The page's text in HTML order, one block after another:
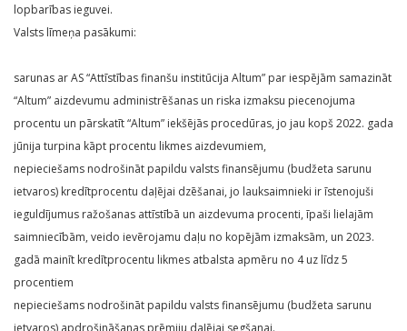
lopbarības ieguvei.
Valsts līmeņa pasākumi:
sarunas ar AS “Attīstības finanšu institūcija Altum” par iespējām samazināt
“Altum” aizdevumu administrēšanas un riska izmaksu piecenojuma
procentu un pārskatīt “Altum” iekšējās procedūras, jo jau kopš 2022. gada
jūnija turpina kāpt procentu likmes aizdevumiem,
nepieciešams nodrošināt papildu valsts finansējumu (budžeta sarunu
ietvaros) kredītprocentu daļējai dzēšanai, jo lauksaimnieki ir īstenojuši
ieguldījumus ražošanas attīstībā un aizdevuma procenti, īpaši lielajām
saimniecībām, veido ievērojamu daļu no kopējām izmaksām, un 2023.
gadā mainīt kredītprocentu likmes atbalsta apmēru no 4 uz līdz 5
procentiem
nepieciešams nodrošināt papildu valsts finansējumu (budžeta sarunu